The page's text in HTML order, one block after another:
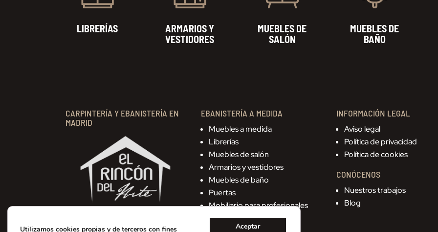
LIBRERÍAS
ARMARIOS Y
VESTIDORES
MUEBLES DE
SALÓN
MUEBLES DE
BAÑO
CARPINTERÍA Y EBANISTERÍA EN
MADRID
Desarrollo webGBOO
EBANISTERÍA A MEDIDA
Muebles a medida
Librerías
Muebles de salón
Armarios y vestidores
Muebles de baño
Puertas
Mobiliario para profesionales
INFORMACIÓN LEGAL
Aviso legal
Política de privacidad
Política de cookies
CONÓCENOS
Nuestros trabajos
Blog
Utilizamos cookies propias y de terceros con fines Aceptar